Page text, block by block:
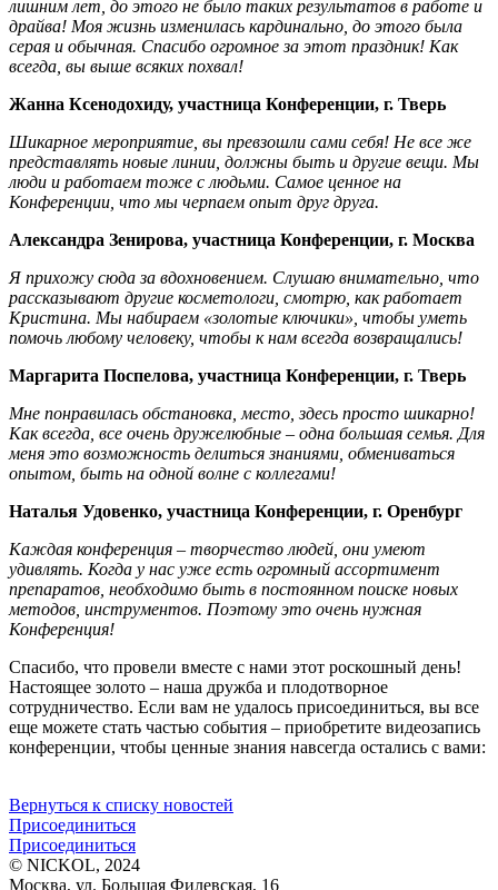
лишним лет, до этого не было таких результатов в работе и
драйва! Моя жизнь изменилась кардинально, до этого была
серая и обычная. Спасибо огромное за этот праздник! Как
всегда, вы выше всяких похвал!
Жанна Ксенодохиду, участница Конференции, г. Тверь
Шикарное мероприятие, вы превзошли сами себя! Не все же
представлять новые линии, должны быть и другие вещи. Мы
люди и работаем тоже с людьми. Самое ценное на
Конференции, что мы черпаем опыт друг друга.
Александра Зенирова, участница Конференции, г. Москва
Я прихожу сюда за вдохновением. Слушаю внимательно, что
рассказывают другие косметологи, смотрю, как работает
Кристина. Мы набираем «золотые ключики», чтобы уметь
помочь любому человеку, чтобы к нам всегда возвращались!
Маргарита Поспелова, участница Конференции, г. Тверь
Мне понравилась обстановка, место, здесь просто шикарно!
Как всегда, все очень дружелюбные – одна большая семья. Для
меня это возможность делиться знаниями, обмениваться
опытом, быть на одной волне с коллегами!
Наталья Удовенко, участница Конференции, г. Оренбург
Каждая конференция – творчество людей, они умеют
удивлять. Когда у нас уже есть огромный ассортимент
препаратов, необходимо быть в постоянном поиске новых
методов, инструментов. Поэтому это очень нужная
Конференция!
Спасибо, что провели вместе с нами этот роскошный день!
Настоящее золото – наша дружба и плодотворное
сотрудничество. Если вам не удалось присоединиться, вы все
еще можете стать частью события – приобретите видеозапись
конференции, чтобы ценные знания навсегда остались с вами:
Вернуться к списку новостей
Присоединиться
Присоединиться
© NICKOL, 2024
Москва, ул. Большая Филевская, 16